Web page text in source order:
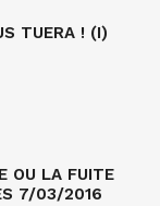
TUERA ! (I)
OU LA FUITE
7/03/2016